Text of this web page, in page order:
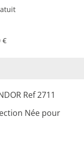
€
Ref 2711
Née pour